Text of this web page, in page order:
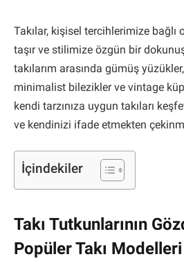
Takılar, kişisel tercihlerimize bağlı
taşır ve stilimize özgün bir
takılarım arasında gümüş
minimalist bilezikler ve vintage
kendi tarzınıza uygun takıları
ve kendinizi ifade etmekten
İçindekiler
Takı Tutkunlarının
Popüler Takı Modelleri